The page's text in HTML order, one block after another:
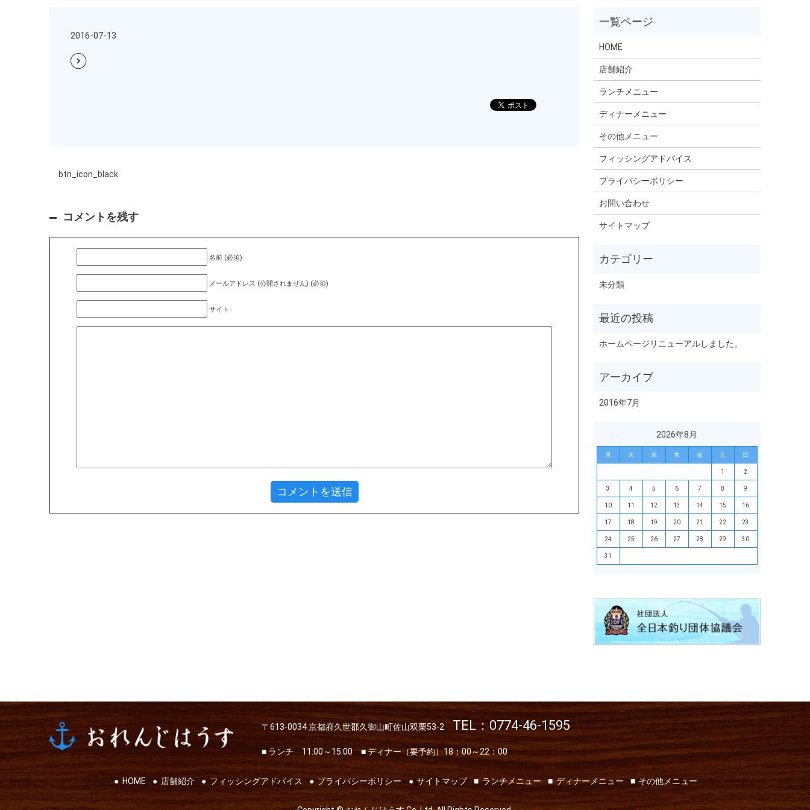
2016-07-13
btn_icon_black
コメントを残す
名前 (必須)
メールアドレス (公開されません) (必須)
サイト
HOME
店舗紹介
ランチメニュー
ディナーメニュー
その他メニュー
フィッシングアドバイス
プライバシーポリシー
お問い合わせ
サイトマップ
未分類
ホームページリニューアルしました。
2016年7月
2026年8月
月 火 水 木 金 土 日
1 2
3 4 5 6 7 8 9
10 11 12 13 14 15 16
17 18 19 20 21 22 23
24 25 26 27 28 29 30
31
〒613-0034京都府久世郡久御山町佐山双栗53-2 TEL：0774-46-1595
■ ランチ 11:00～15:00■ ディナー（要予約）18：00～22：00
HOME 店舗紹介 フィッシングアドバイス プライバシーポリシー サイトマップ ランチメニュー ディナーメニュー その他メニュー